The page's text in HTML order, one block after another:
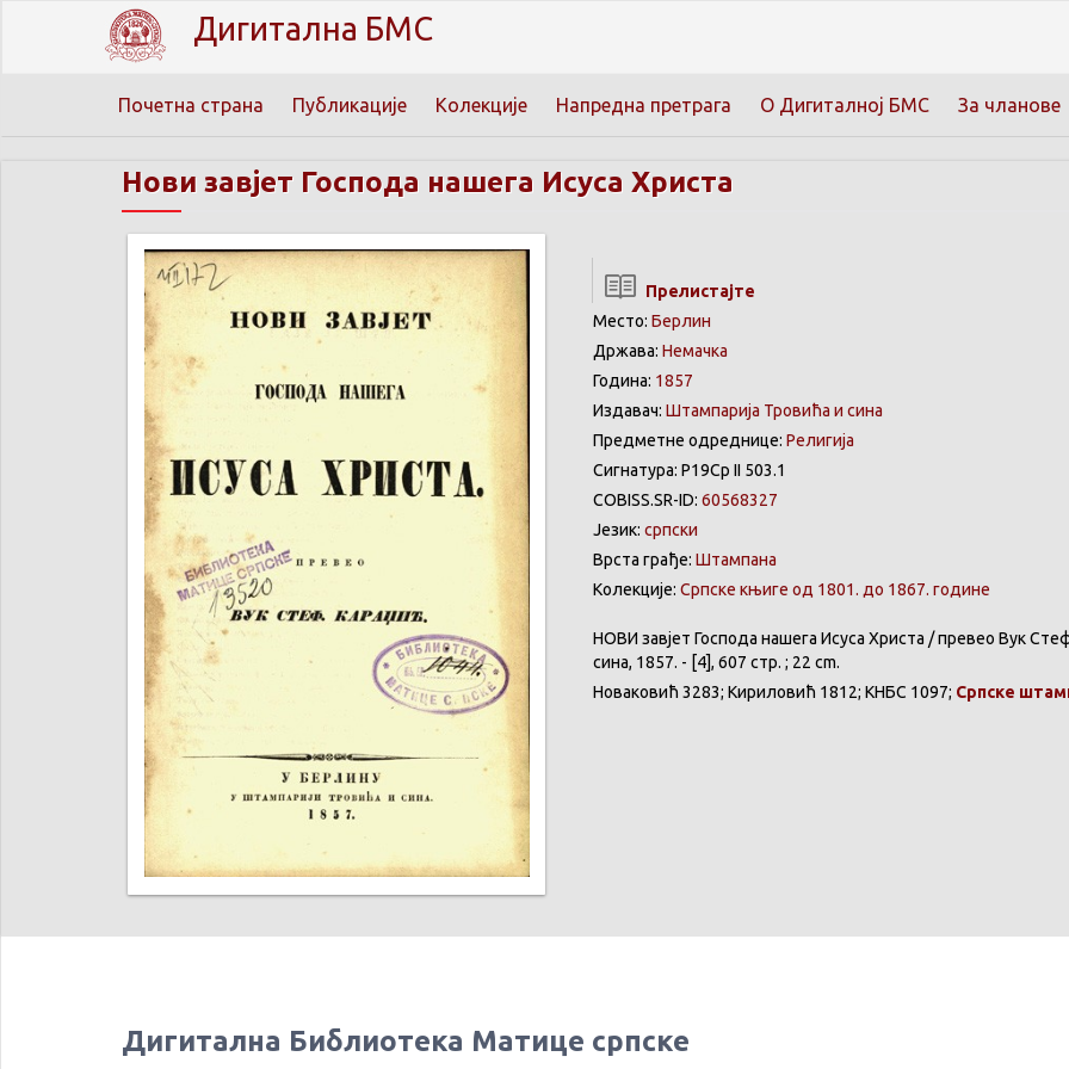
Дигитална БМС
Почетна страна Публикације Колекције Напредна претрага О Дигиталној БМС За чланове
Нови завјет Господа нашега Исуса Христа
Прелистајте
Место: Берлин
Држава: Немачка
Година: 1857
Издавач: Штампарија Тровића и сина
Предметне одреднице: Религија
Сигнатура: Р19Ср II 503.1
COBISS.SR-ID: 60568327
Језик: српски
Врста грађе: Штампана
Колекције: Српске књиге од 1801. до 1867. године
НОВИ завјет Господа нашега Исуса Христа /превео Вук
сина, 1857. - [4], 607 стр. ; 22 cm.
Новаковић 3283; Кириловић 1812; КНБС 1097; Српске
Дигитална Библиотека Матице српске